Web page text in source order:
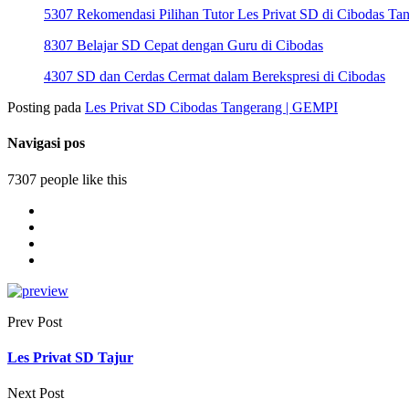
5307 Rekomendasi Pilihan Tutor Les Privat SD di Cibodas
8307 Belajar SD Cepat dengan Guru di Cibodas
4307 SD dan Cerdas Cermat dalam Berekspresi di Cibodas
Posting pada Les Privat SD Cibodas Tangerang | GEMPI
Navigasi pos
7307 people like this
Prev Post
Les Privat SD Tajur
Next Post